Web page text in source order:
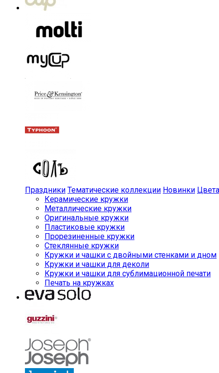
Праздники Тематические коллекции Новинки Цвета
Керамические кружки
Металлические кружки
Оригинальные кружки
Пластиковые кружки
Прорезиненные кружки
Стеклянные кружки
Кружки и чашки с двойными стенками и дном
Кружки и чашки для деколи
Кружки и чашки для сублимационной печати
Печать на кружках